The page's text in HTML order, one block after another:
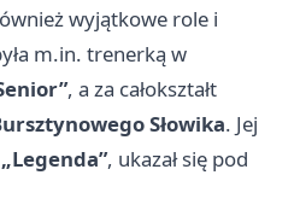
wyjątkowe role i
m.in. trenerką w
, a za całokształt
Słowika. Jej
„Legenda”, ukazał się pod